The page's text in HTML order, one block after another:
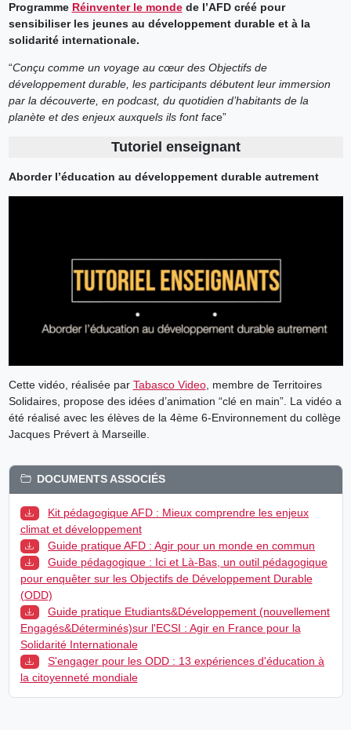
Programme Réinventer le mondede l’AFD créé pour
sensibiliser les jeunes au développement durable et à la
solidarité internationale.
“Conçu comme un voyage au cœur des Objectifs de
développement durable, les participants débutent leur immersion
par la découverte, en podcast, du quotidien d’habitants de la
planète et des enjeux auxquels ils font face”
Tutoriel enseignant
Aborder l’éducation au développement durable autrement
Cette vidéo, réalisée par Tabasco Video, membre de Territoires
Solidaires, propose des idées d’animation “clé en main”. La vidéo a
été réalisé avec les élèves de la 4ème 6-Environnement du collège
Jacques Prévert à Marseille.
DOCUMENTS ASSOCIÉS
Kit pédagogique AFD : Mieux comprendre les enjeux
climat et développement
Guide pratique AFD : Agir pour un monde en commun
Guide pédagogique : Ici et Là-Bas, un outil pédagogique
pour enquêter sur les Objectifs de Développement Durable
(ODD)
Guide pratique Etudiants&Développement (nouvellement
Engagés&Déterminés)sur l'ECSI : Agir en France pour la
Solidarité Internationale
S'engager pour les ODD : 13 expériences d'éducation à
la citoyenneté mondiale